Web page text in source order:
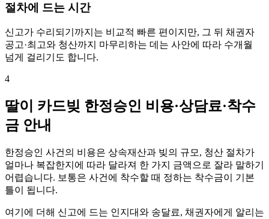
절차에 드는 시간
신고가 수리되기까지는 비교적 빠른 편이지만, 그 뒤 채권자
공고·최고와 청산까지 마무리하는 데는 사안에 따라 수개월
넘게 걸리기도 합니다.
4
딸이 카드빚 한정승인 비용·상담료·착수
금 안내
한정승인 사건의 비용은 상속재산과 빚의 규모, 청산 절차가
얼마나 복잡한지에 따라 달라져 한 가지 금액으로 잘라 말하기
어렵습니다. 보통은 사건에 착수할 때 정하는 착수금이 기본
틀이 됩니다.
여기에 더해 신고에 드는 인지대와 송달료, 채권자에게 알리는